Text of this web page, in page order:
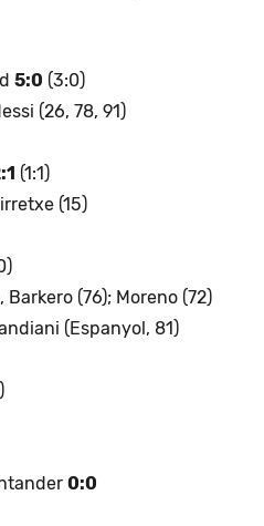
5:0 (3:0)
(26, 78, 91)
(1:1)
(15)
(76); Moreno (72)
(Espanyol, 81)
0:0